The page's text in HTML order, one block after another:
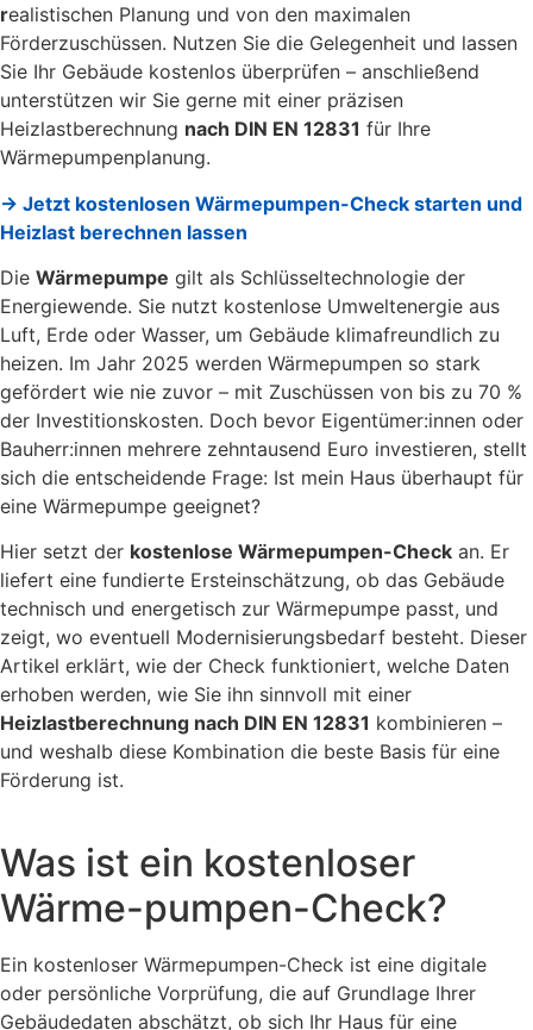
realistischen Planung und von den maximalen
Förderzuschüssen. Nutzen Sie die Gelegenheit und lassen
Sie Ihr Gebäude kostenlos überprüfen – anschließend
unterstützen wir Sie gerne mit einer präzisen
Heizlastberechnung nach DIN EN 12831 für Ihre
Wärmepumpenplanung.
→ Jetzt kostenlosen Wärmepumpen-Check starten und
Heizlast berechnen lassen
Die Wärmepumpe gilt als Schlüsseltechnologie der
Energiewende. Sie nutzt kostenlose Umweltenergie aus
Luft, Erde oder Wasser, um Gebäude klimafreundlich zu
heizen. Im Jahr 2025 werden Wärmepumpen so stark
gefördert wie nie zuvor – mit Zuschüssen von bis zu 70 %
der Investitionskosten. Doch bevor Eigentümer:innen oder
Bauherr:innen mehrere zehntausend Euro investieren, stellt
sich die entscheidende Frage: Ist mein Haus überhaupt für
eine Wärmepumpe geeignet?
Hier setzt der kostenlose Wärmepumpen-Check an. Er
liefert eine fundierte Ersteinschätzung, ob das Gebäude
technisch und energetisch zur Wärmepumpe passt, und
zeigt, wo eventuell Modernisierungsbedarf besteht. Dieser
Artikel erklärt, wie der Check funktioniert, welche Daten
erhoben werden, wie Sie ihn sinnvoll mit einer
Heizlastberechnung nach DIN EN 12831 kombinieren –
und weshalb diese Kombination die beste Basis für eine
Förderung ist.
Was ist ein kostenloser
Wärme-pumpen-Check?
Ein kostenloser Wärmepumpen-Check ist eine digitale
oder persönliche Vorprüfung, die auf Grundlage Ihrer
Gebäudedaten abschätzt, ob sich Ihr Haus für eine